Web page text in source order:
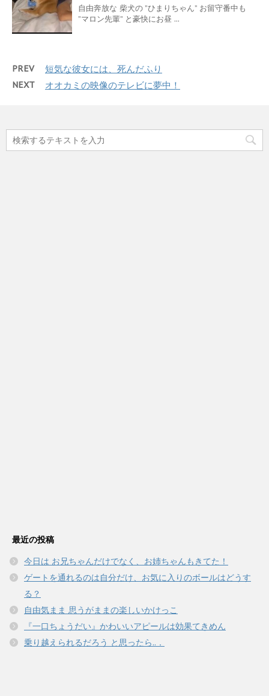
自由奔放な 柴犬の ”ひまりちゃん” お留守番中も
”マロン先輩” と豪快にお昼 ...
PREV 短気な彼女には、死んだふり
NEXT オオカミの映像のテレビに夢中！
最近の投稿
今日は お兄ちゃんだけでなく、お姉ちゃんもきてた！
ゲートを通れるのは自分だけ、お気に入りのボールはどうす
る？
自由気まま 思うがままの楽しいかけっこ
『一口ちょうだい』かわいいアピールは効果てきめん
乗り越えられるだろう と思ったら..．